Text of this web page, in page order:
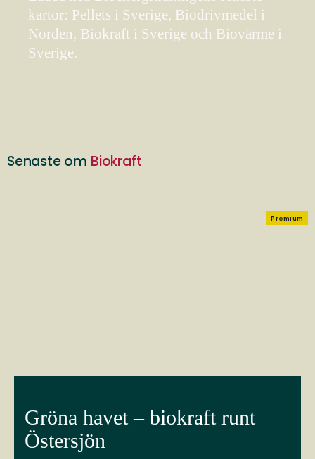
kartor: Pellets i Sverige, Biodrivmedel i
Norden, Biokraft i Sverige och Biovärme i
Sverige.
Senaste om Biokraft
Premium
Gröna havet – biokraft runt
Östersjön